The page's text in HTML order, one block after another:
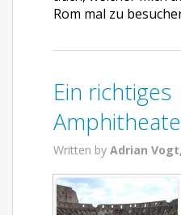
Rom mal zu
Ein richtiges
Written by Adrian Vogt,